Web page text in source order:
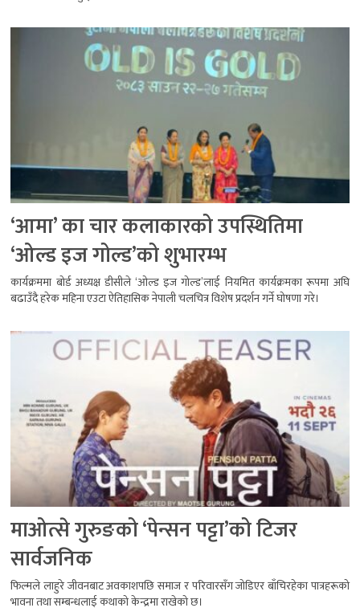
‘आमा’ का चार कलाकारको उपस्थितिमा
‘ओल्ड इज गोल्ड’को शुभारम्भ
कार्यक्रममा बोर्ड अध्यक्ष डीसीले ‘ओल्ड इज गोल्ड’लाई नियमित कार्यक्रमका रूपमा अघि
बढाउँदै हरेक महिना एउटा ऐतिहासिक नेपाली चलचित्र विशेष प्रदर्शन गर्ने घोषणा गरे।
माओत्से गुरुङको ‘पेन्सन पट्टा’को टिजर
सार्वजनिक
फिल्मले लाहुरे जीवनबाट अवकाशपछि समाज र परिवारसँग जोडिएर बाँचिरहेका पात्रहरूको
भावना तथा सम्बन्धलाई कथाको केन्द्रमा राखेको छ।